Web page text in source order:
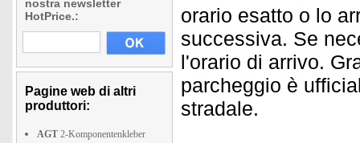
nostra newsletter
HotPrice.:
Pagine web di altri
produttori:
AGT 2-Komponentenkleber
orario esatto o lo
successiva. Se
l'orario di arrivo.
parcheggio è
stradale.